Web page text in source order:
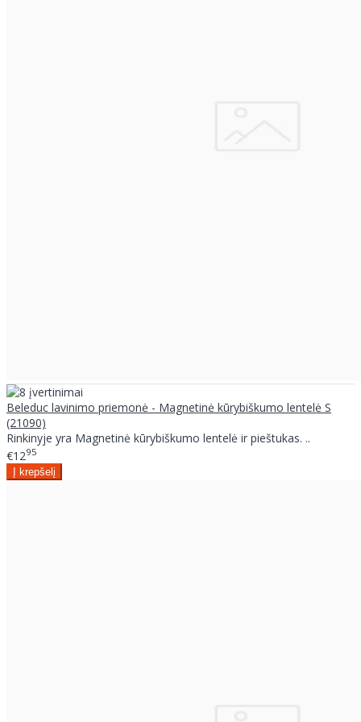
Beleduc lavinimo priemonė - Magnetinė kūrybiškumo lentelė S
(21090)
Rinkinyje yra Magnetinė kūrybiškumo lentelė ir pieštukas. ..
€1295